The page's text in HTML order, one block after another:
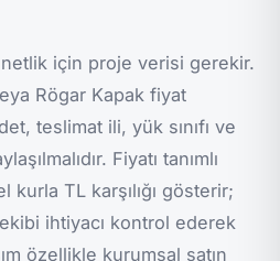
netlik için proje verisi gerekir.
Rögar Kapak fiyat
teslimat ili, yük sınıfı ve
Fiyatı tanımlı
TL karşılığı gösterir;
ihtiyacı kontrol ederek
özellikle kurumsal satın